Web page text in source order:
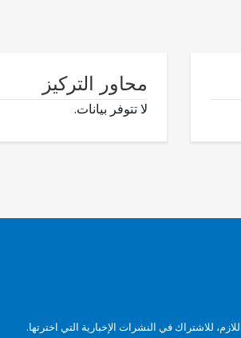
محاور التركيز
لا تتوفر بيانات.
للاشتراك في النشرات الإخبارية التي اخترتها.